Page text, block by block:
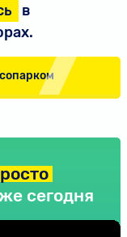
в
сегодня